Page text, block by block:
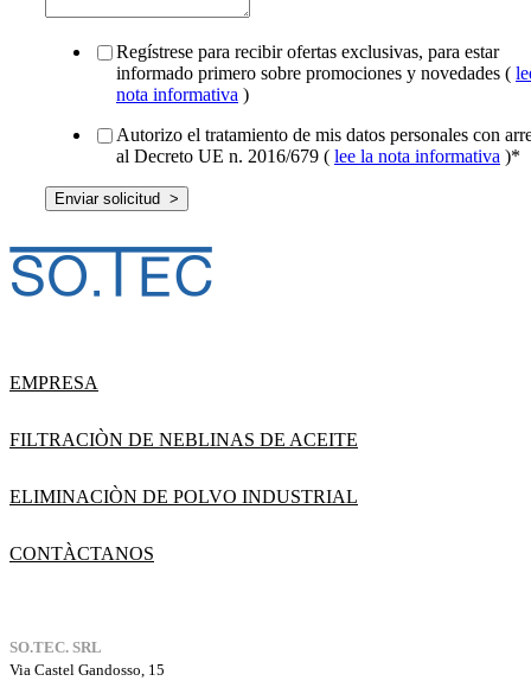
Regístrese para recibir ofertas exclusivas, para estar
informado primero sobre promociones y novedades (
nota informativa )
Autorizo el tratamiento de mis datos personales con
al Decreto UE n. 2016/679 ( lee la nota informativa )*
EMPRESA
FILTRACIÒN DE NEBLINAS DE ACEITE
ELIMINACIÒN DE POLVO INDUSTRIAL
CONTÀCTANOS
SO.TEC. SRL
Via Castel Gandosso, 15